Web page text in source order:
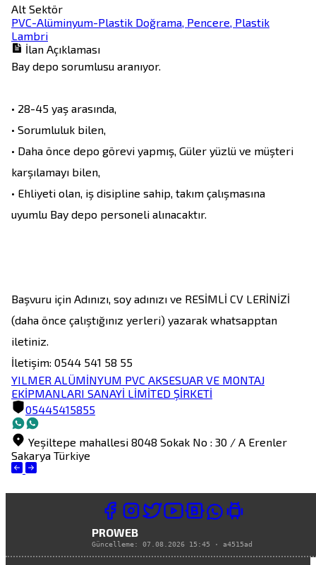
Alt Sektör
PVC-Alüminyum-Plastik Doğrama, Pencere, Plastik
Lambri
İlan Açıklaması
Bay depo sorumlusu aranıyor.
• 28-45 yaş arasında,
• Sorumluluk bilen,
• Daha önce depo görevi yapmış, Güler yüzlü ve müşteri
karşılamayı bilen,
• Ehliyeti olan, iş disipline sahip, takım çalışmasına
uyumlu Bay depo personeli alınacaktır.
Başvuru için Adınızı, soy adınızı ve RESİMLİ CV LERİNİZİ
(daha önce çalıştığınız yerleri) yazarak whatsapptan
iletiniz.
YILMER ALÜMİNYUM PVC AKSESUAR VE MONTAJ
EKİPMANLARI SANAYİ LİMİTED ŞİRKETİ
05445415855
Yeşiltepe mahallesi 8048 Sokak No : 30 / A Erenler
Sakarya Türkiye
PROWEB
Güncelleme: 07.08.2026 15:45 · a4515ad